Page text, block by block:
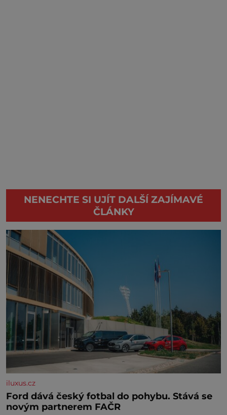
NENECHTE SI UJÍT DALŠÍ ZAJÍMAVÉ
ČLÁNKY
iluxus.cz
Ford dává český fotbal do pohybu. Stává se
novým partnerem FAČR